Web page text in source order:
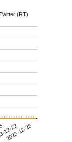
Twitter (RT)
12-22
2023-12-28